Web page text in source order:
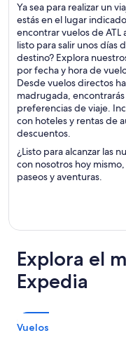
Ya sea para realizar un
estás en el lugar
encontrar vuelos de ATL
listo para salir unos días
destino? Explora
por fecha y hora de
Desde vuelos directos
madrugada,
preferencias de viaje.
con hoteles y rentas de
descuentos.
¿Listo para alcanzar las
con nosotros hoy
paseos y aventuras.
Explora el
Expedia
Vuelos